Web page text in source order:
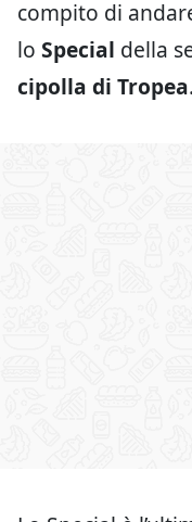
compito di
lo Special della
cipolla di Tropea.